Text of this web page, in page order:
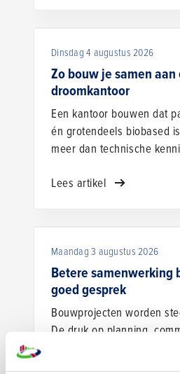
Uitvoering hergebruikte
vaste plek geven in de
bouwketen. Hoe maak je
idee een schaalbaar
Dinsdag 4 augustus 2026
Zo bouw je samen
droomkantoor
Een kantoor bouwen dat
én grotendeels biobased
meer dan technische
dezelfde ambitie delen en
geopend door koningin
directeur John Vernooij
van der Hoek, directeur
Buiteveld, blikken terug op
traject. Welke keuzes
Lees artikel
Maandag 3 augustus 2026
Betere samenwerking
goed gesprek
Bouwprojecten worden
De druk op planning,
samenwerking neemt